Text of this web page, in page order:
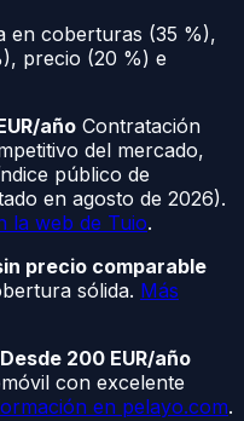
en coberturas (35 %),
precio (20 %) e
año Contratación
del mercado,
público de
en agosto de 2026).
la web de Tuio.
precio comparable
sólida. Más
200 EUR/año
con excelente
en pelayo.com.